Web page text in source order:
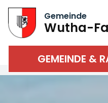
Gemeinde
Wutha-
GEMEINDE &